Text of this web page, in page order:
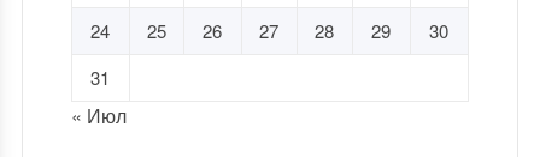
24
25 26 27 28 29
30
31
« Июл